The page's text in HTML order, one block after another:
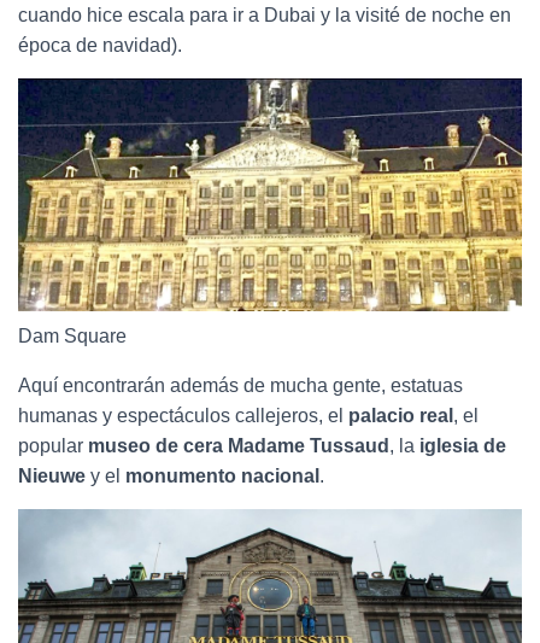
cuando hice escala para ir a Dubai y la visité de noche en
época de navidad).
Dam Square
Aquí encontrarán además de mucha gente, estatuas
humanas y espectáculos callejeros, el palacio real , el
popular museo de cera Madame Tussaud , la iglesia de
Nieuwe y el monumento nacional .